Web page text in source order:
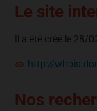
Le site
Il a été créé le
http://
Nos